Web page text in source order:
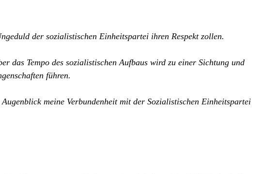
der sozialistischen Einheitspartei ihren Respekt zollen.
das Tempo des sozialistischen Aufbaus wird zu einer Sichtung und
führen.
meine Verbundenheit mit der Sozialistischen Einheitspartei